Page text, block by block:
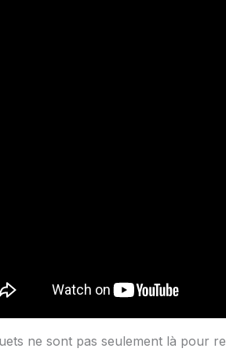
ne sont pas seulement là pour